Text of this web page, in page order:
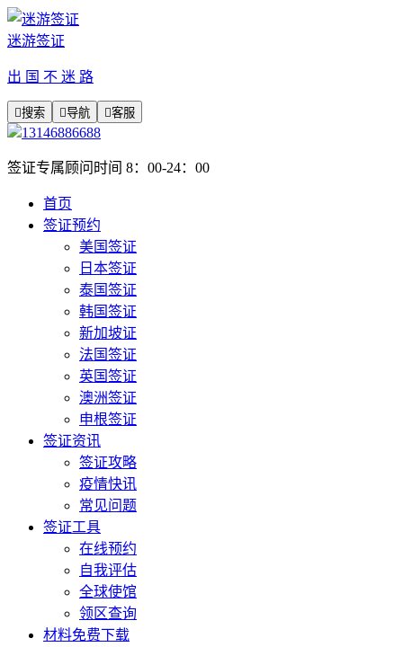
迷游签证
出 国 不 迷 路
搜索 导航 客服
13146886688
签证专属顾问时间 8：00-24：00
首页
签证预约
美国签证
日本签证
泰国签证
韩国签证
新加坡证
法国签证
英国签证
澳洲签证
申根签证
签证资讯
签证攻略
疫情快讯
常见问题
签证工具
在线预约
自我评估
全球使馆
领区查询
材料免费下载